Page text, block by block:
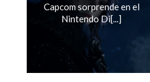
Capcom sorprende en el
Nintendo Di[...]